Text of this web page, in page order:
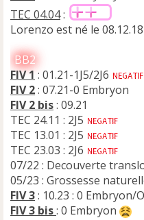
TEC 04.04:
Lorenzo est né le 08.12.18
BB2
FIV 1 : 01.21-1J5/2J6
FIV 2: 07.21-0 Embryon
FIV 2 bis: 09.21
TEC 24.11 : 2J5
TEC 13.01 : 2J5
TEC 23.03 : 2J6
07/22 : Decouverte
05/23 : Grossesse
FIV 3: 10.23 : 0 Embryon/
FIV 3 bis: 0 Embryon